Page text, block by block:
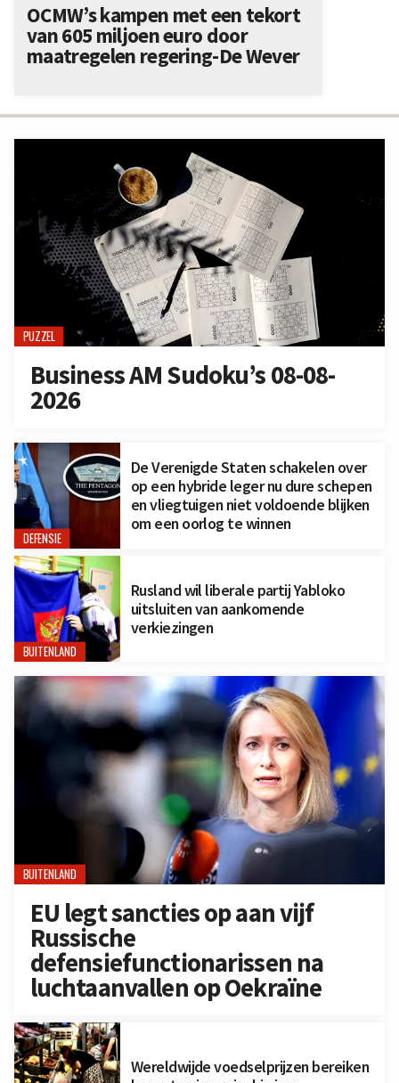
PUZZEL
Business AM Sudoku’s 08-08-
2026
DEFENSIE
De Verenigde Staten schakelen over
op een hybride leger nu dure schepen
en vliegtuigen niet voldoende blijken
om een oorlog te winnen
BUITENLAND
Rusland wil liberale partij Yabloko
uitsluiten van aankomende
verkiezingen
BUITENLAND
EU legt sancties op aan vijf
Russische
defensiefunctionarissen na
luchtaanvallen op Oekraïne
Wereldwijde voedselprijzen bereiken
OCMW’s kampen met een tekort
van 605 miljoen euro door
maatregelen regering-De Wever